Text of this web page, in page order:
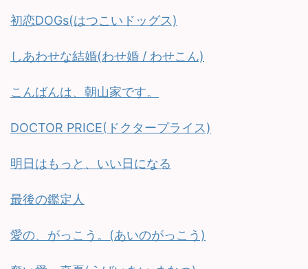
初恋DOGs(はつこいドッグス)
しあわせな結婚(わせ婚 / わせこん)
こんばんは、朝山家です。
DOCTOR PRICE(ドクタープライス)
明日はもっと、いい日になる
最後の鑑定人
愛の、がっこう。(あいのがっこう)